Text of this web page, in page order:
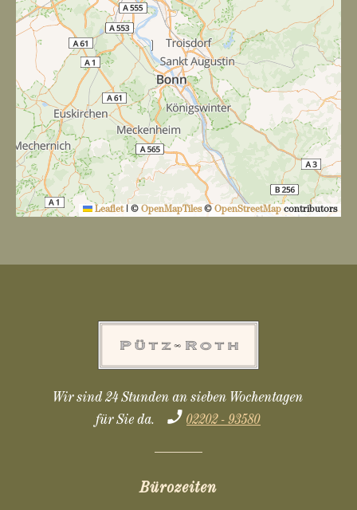
Leaflet | © OpenMapTiles© OpenStreetMap contributors
Wir sind 24 Stunden an sieben Wochentagen
für Sie da.
02202 - 93580
Bürozeiten